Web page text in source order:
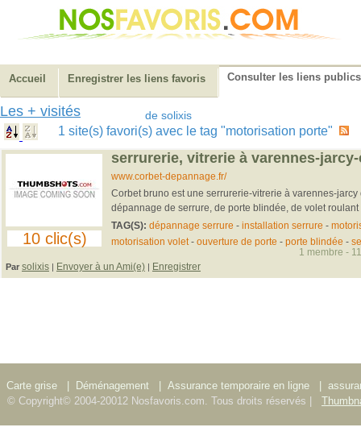
Accueil Enregistrer les liens favoris Consulter les liens publics
Les + visités de solixis
1 site(s) favori(s) avec le tag "motorisation porte"
10 clic(s)
serrurerie, vitrerie à varennes-
www.corbet-depannage.fr/
Corbet bruno est une serrurerie-vitrerie à varennes-jarcy
dépannage de serrure, de porte blindée, de volet roulant
TAG(S): dépannage serrure - installation serrure -
motorisation volet- ouverture de porte - porte blindée -
Par solixis | Envoyer à un Ami(e) | Enregistrer
1 membre -
Carte grise Déménagement Assurance temporaire en ligne
© Copyright© 2004-20012 Nosfavoris.com. Tous droits réservés |